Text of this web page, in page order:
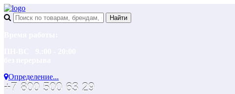
Определение...
+7 800 500 63 29